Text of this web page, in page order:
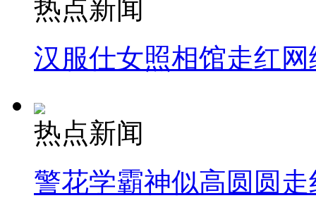
热点新闻
汉服仕女照相馆走红网
热点新闻
警花学霸神似高圆圆走